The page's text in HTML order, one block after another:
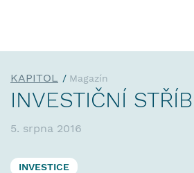
KAPITOL Magazín
INVESTIČNÍ
5. srpna 2016
INVESTICE